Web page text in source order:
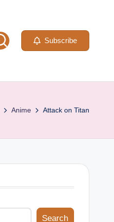
Subscribe
Anime Attack on Titan
Search